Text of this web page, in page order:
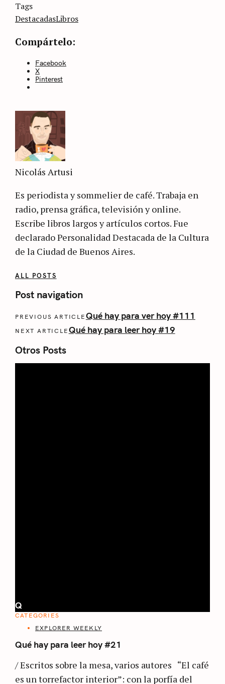
Categories
categoría
Tags
DestacadasLibros
Compártelo:
Facebook
X
Pinterest
Nicolás Artusi
Es periodista y sommelier de café. Trabaja en
radio, prensa gráfica, televisión y online.
Escribe libros largos y artículos cortos. Fue
declarado Personalidad Destacada de la Cultura
de la Ciudad de Buenos Aires.
ALL POSTS
Post navigation
PREVIOUS ARTICLE Qué hay para ver hoy #111
NEXT ARTICLE Qué hay para leer hoy #19
Otros Posts
Q
CATEGORIES
EXPLORER WEEKLY
Qué hay para leer hoy #21
/ Escritos sobre la mesa, varios autores “El café
es un torrefactor interior”: con la porfía del